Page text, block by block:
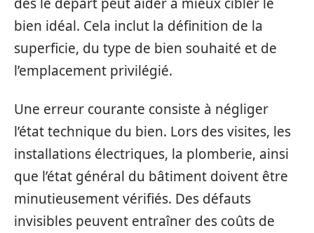
bien idéal. Cela inclut la définition de la
superficie, du type de bien souhaité et de
l’emplacement privilégié.
Une erreur courante consiste à négliger
l’état technique du bien. Lors des visites, les
installations électriques, la plomberie, ainsi
que l’état général du bâtiment doivent être
minutieusement vérifiés. Des défauts
invisibles peuvent entraîner des coûts de